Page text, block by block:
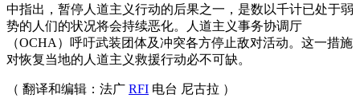
中指出，暂停人道主义行动的后果之一，是数以千计已处于弱
势的人们的状况将会持续恶化。人道主义事务协调厅
（OCHA）呼吁武装团体及冲突各方停止敌对活动。这一措施
对恢复当地的人道主义救援行动必不可缺。
（ 翻译和编辑：法广 RFI 电台 尼古拉 ）